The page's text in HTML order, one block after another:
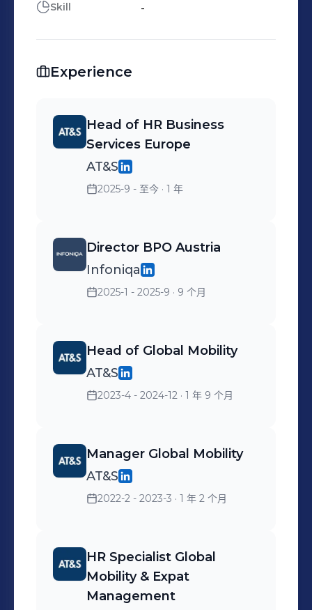
Skill -
Experience
Head of HR Business
Services Europe
AT&S
2025-9 - 至今 · 1 年
Director BPO Austria
Infoniqa
2025-1 - 2025-9 · 9 个月
Head of Global Mobility
AT&S
2023-4 - 2024-12 · 1 年 9 个月
Manager Global Mobility
AT&S
2022-2 - 2023-3 · 1 年 2 个月
HR Specialist Global
Mobility & Expat
Management